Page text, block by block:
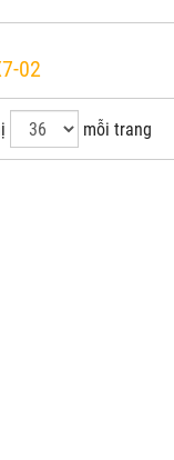
02
mỗi trang